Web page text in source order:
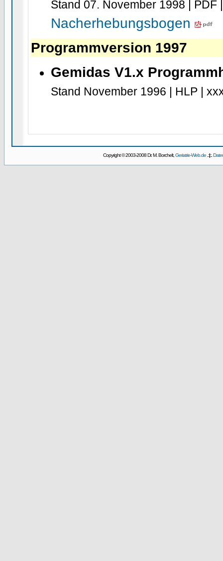
Stand 07. November 1998 | PDF
Nacherhebungsbogen
Programmversion 1997
Gemidas V1.x
Stand November 1996 | HLP |
Copyright © 2003-2008 Dr. M. Borchelt,Geriatrie-Web.de .:|:.